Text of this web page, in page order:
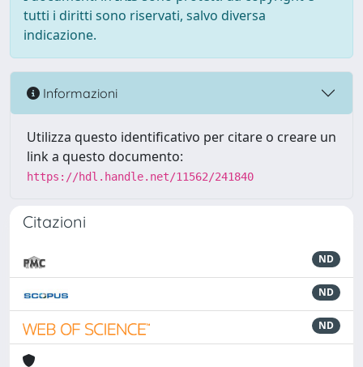
tutti i diritti sono riservati, salvo diversa
indicazione.
Informazioni
Utilizza questo identificativo per citare o creare un
link a questo documento:
https://hdl.handle.net/11562/241840
Citazioni
ND
ND
ND